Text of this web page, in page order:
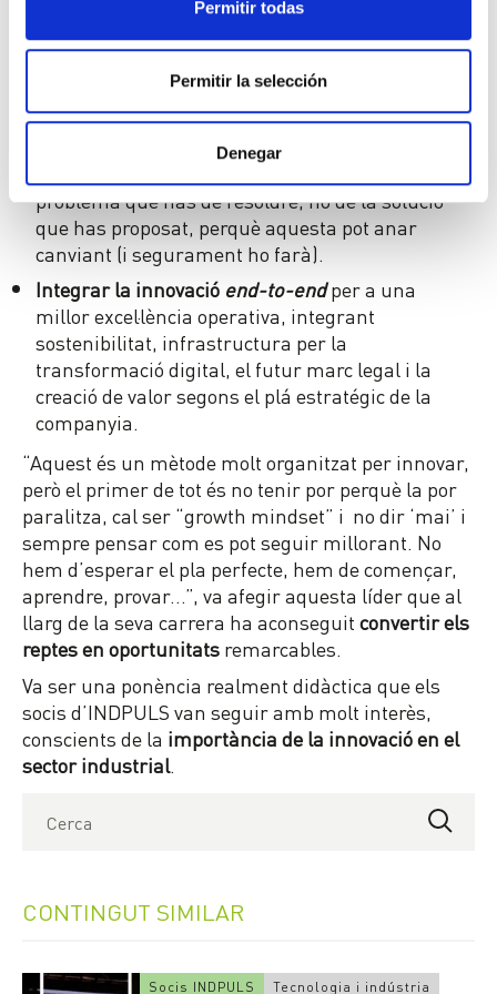
Permitir todas
Permitir la selección
Denegar
els casos en què hi ha una necessitat
d’acceleració donar un marc de metodologia,
ritme i eines al equip ajuda a retallar el temps
Parar a temps si és necessari
problema que has de resoldre, no de la solució
que has proposat, perquè aquesta pot anar
canviant (i segurament ho farà).
Integrar la innovació end-to-endper a una
millor excel·lència operativa, integrant
sostenibilitat, infrastructura per la
transformació digital, el futur marc legal i la
creació de valor segons el plá estratégic de la
companyia.
“Aquest és un mètode molt organitzat per innovar,
però el primer de tot és no tenir por perquè la por
paralitza, cal ser “growth mindset” i no dir ‘mai’ i
sempre pensar com es pot seguir millorant. No
hem d’esperar el pla perfecte, hem de començar,
aprendre, provar…”, va afegir aquesta líder que al
llarg de la seva carrera ha aconseguit convertir els
reptes en oportunitats remarcables.
Va ser una ponència realment didàctica que els
socis d’INDPULS van seguir amb molt interès,
conscients de la importància de la innovació en el
sector industrial
CONTINGUT SIMILAR
Socis INDPULS Tecnologia i indústria